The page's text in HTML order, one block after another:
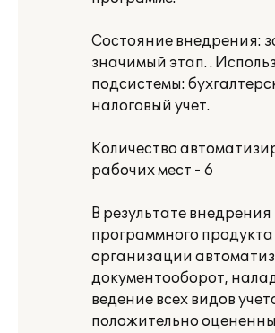
Состояние внедрения:
значимый этап. .
подсистемы:
налоговый учет.
Количество
рабочих мест - 6
В результате внедрения
программного продукта
организации
документооборот,
ведение всех видов
положительно